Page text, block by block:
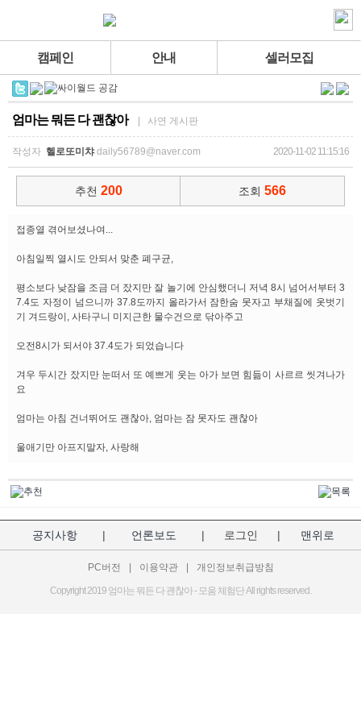
캠페인 안내 셀러모집
엄마는 뭐든 다 괜찮아 | 사연 게시판
작성자 헬로또미챠daily56789@naver.com 2020-11-02 11:15:16
추천 200 조회 566
접종열 겪어보셨나여...
아침일찍 열시도 안되서 맞춘 폐구균,
평소보다 낮잠을 조금 더 잤지만 잘 놀기에 안심했더니 저녁 8시 넘어서부터 3
7.4도 자정이 넘으니까 37.8도까지 올라가서 잠한숨 못자고 부채질에 옷벗기
기 겨드랑이, 사타구니 미지근한 물수건으로 닦아주고
오전8시가 되서야 37.4도가 되었습니다
겨우 두시간 잤지만 눈떠서 또 예쁘게 웃는 아가 보면 힘듦이 사르르 씻겨나가
요
엄마는 아침 건너뛰어도 괜찮아, 엄마는 잠 못자도 괜찮아
울애기만 아프지말자, 사랑해
공지사항 | 언론보도 | 로그인 | 맨위로
PC버전 이용약관 개인정보취급방침
Copyright 2019 엄마는 뭐든 다 괜찮아 - 모움 체험단 All rights reserved.